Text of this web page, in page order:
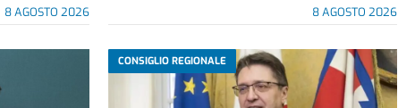
8 AGOSTO 2026 8 AGOSTO 2026
CONSIGLIO REGIONALE